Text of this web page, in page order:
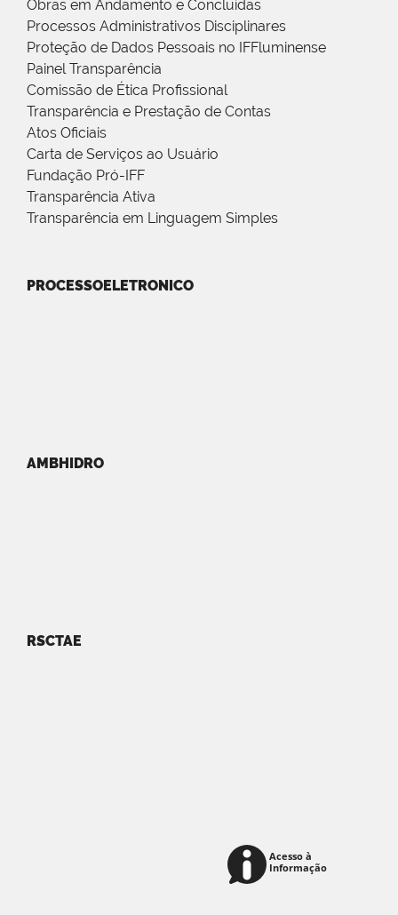
Obras em Andamento e Concluídas
Processos Administrativos Disciplinares
Proteção de Dados Pessoais no IFFluminense
Painel Transparência
Comissão de Ética Profissional
Transparência e Prestação de Contas
Atos Oficiais
Carta de Serviços ao Usuário
Fundação Pró-IFF
Transparência Ativa
Transparência em Linguagem Simples
PROCESSOELETRONICO
AMBHIDRO
RSCTAE